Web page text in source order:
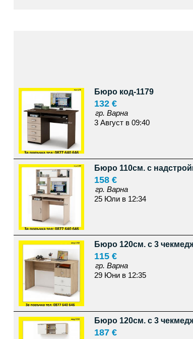
Бюро код-1179
132 €
гр. Варна
3 Август в 09:40
Бюро 110см. с
158 €
гр. Варна
25 Юли в 12:34
Бюро 120см. с 3
115 €
гр. Варна
29 Юни в 12:35
Бюро 120см. с 3
187 €